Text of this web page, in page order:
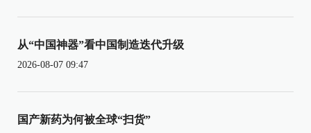
从“中国神器”看中国制造迭代升级
2026-08-07 09:47
国产新药为何被全球“扫货”